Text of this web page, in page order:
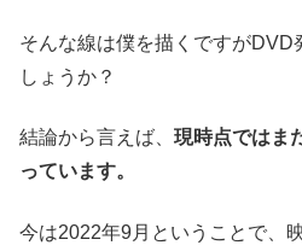
そんな線は僕を描くですがDVD
しょうか？
結論から言えば、 現時点ではま
っています。
今は2022年9月ということで、